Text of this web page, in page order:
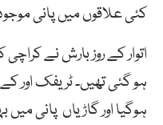
کئیعلاقوںمیںپانی
اتوارکےروزبارشنےکراچی
ہوگئی تھیں۔ٹریفکاور کے
ہوگیا اورگاڑیاں پانیمیں